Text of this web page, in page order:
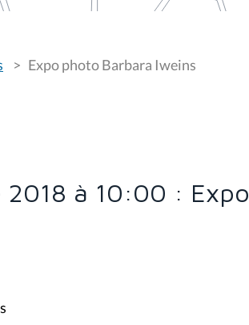
Expo photo Barbara Iweins
à 10:00 : Expo